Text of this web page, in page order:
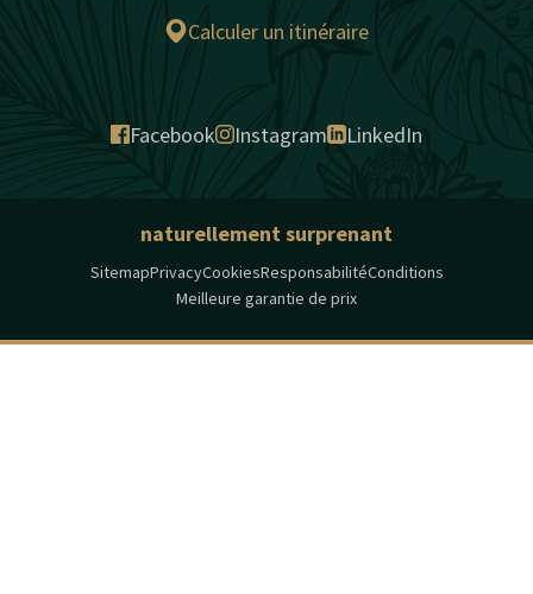
Calculer un itinéraire
Facebook Instagram LinkedIn
naturellement surprenant
SitemapPrivacyCookiesResponsabilitéConditions
Meilleure garantie de prix